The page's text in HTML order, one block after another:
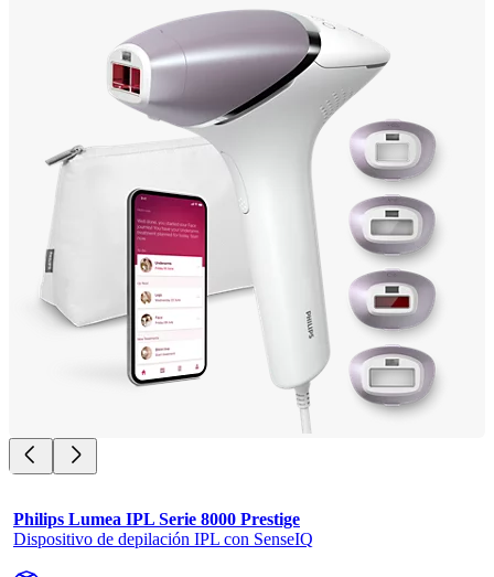
Philips Lumea IPL Serie 8000 Prestige
Dispositivo de depilación IPL con SenseIQ